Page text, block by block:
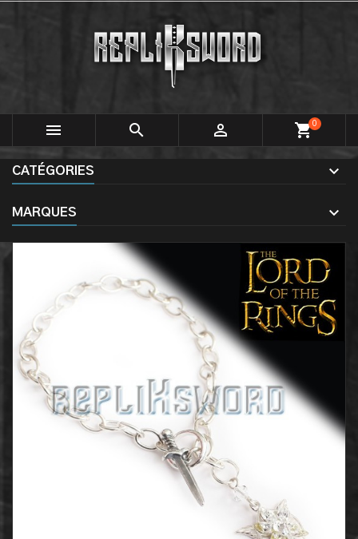
   shopping_cart0
CATÉGORIES
MARQUES